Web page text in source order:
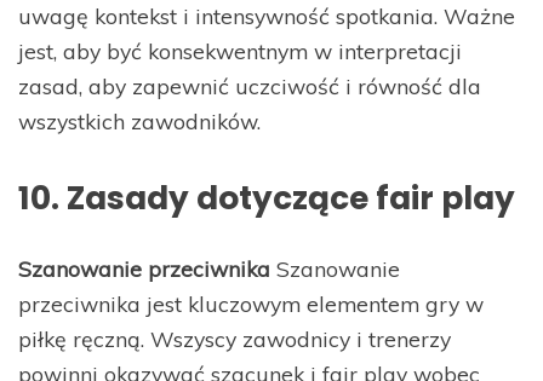
uwagę kontekst i intensywność spotkania. Ważne
jest, aby być konsekwentnym w interpretacji
zasad, aby zapewnić uczciwość i równość dla
wszystkich zawodników.
10. Zasady dotyczące fair play
Szanowanie przeciwnika Szanowanie
przeciwnika jest kluczowym elementem gry w
piłkę ręczną. Wszyscy zawodnicy i trenerzy
powinni okazywać szacunek i fair play wobec